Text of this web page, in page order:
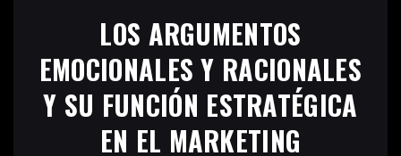
LOS ARGUMENTOS
EMOCIONALES Y RACIONALES
Y SU FUNCIÓN ESTRATÉGICA
EN EL MARKETING